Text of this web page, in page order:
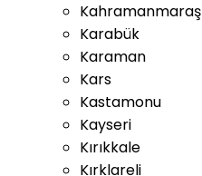
Kahramanmaraş
Karabük
Karaman
Kars
Kastamonu
Kayseri
Kırıkkale
Kırklareli